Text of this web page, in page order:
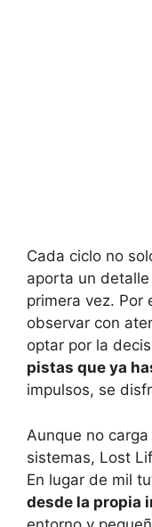
Cada ciclo no
aporta un
primera vez. Por
observar con
optar por la
pistas que ya
impulsos, se
Aunque no
sistemas, Lost
En lugar de mil
desde la propia